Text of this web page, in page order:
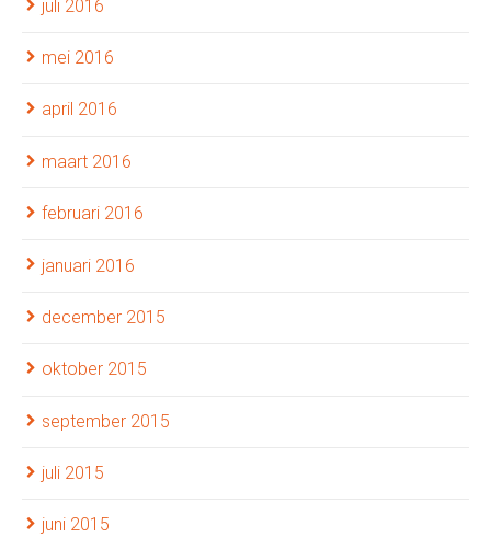
juli 2016
mei 2016
april 2016
maart 2016
februari 2016
januari 2016
december 2015
oktober 2015
september 2015
juli 2015
juni 2015